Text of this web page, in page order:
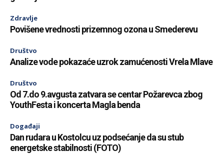
Zdravlje
Povišene vrednosti prizemnog ozona u Smederevu
Društvo
Analize vode pokazaće uzrok zamućenosti Vrela Mlave
Društvo
Od 7.do 9.avgusta zatvara se centar Požarevca zbog
YouthFesta i koncerta Magla benda
Događaji
Dan rudara u Kostolcu uz podsećanje da su stub
energetske stabilnosti (FOTO)